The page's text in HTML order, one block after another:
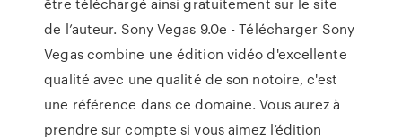
de l’auteur. Sony Vegas 9.0e - Télécharger Sony
Vegas combine une édition vidéo d'excellente
qualité avec une qualité de son notoire, c'est
une référence dans ce domaine. Vous aurez à
prendre sur compte si vous aimez l’édition